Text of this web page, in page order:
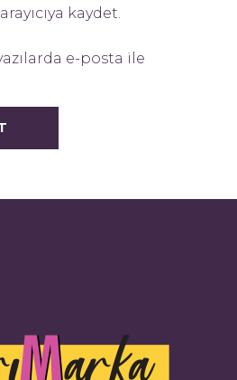
kaydet.
e-posta ile